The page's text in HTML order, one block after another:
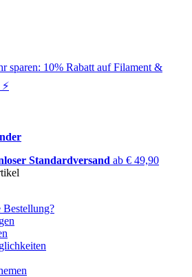
sparen: 10% Rabatt auf Filament &
Standardversand ab € 49,90
Bestellung?